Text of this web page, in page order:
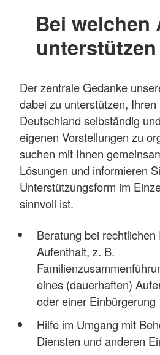
Bei welchen
Der zentrale Gedanke
dabei zu unterstützen,
Deutschland selbständig
eigenen Vorstellungen zu
suchen mit Ihnen
Lösungen und informieren
Unterstützungsform im
sinnvoll ist.
Beratung bei rechtlichen
Aufenthalt, z. B.
eines (dauerhaften)
oder einer Einbürgerung
Hilfe im Umgang mit
Diensten und anderen